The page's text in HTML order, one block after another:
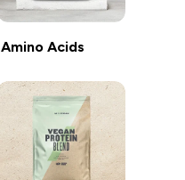
Amino Acids